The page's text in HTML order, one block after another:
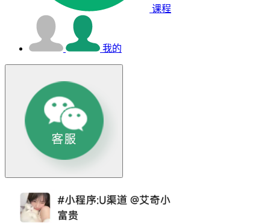
课程
我的